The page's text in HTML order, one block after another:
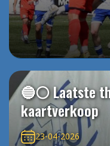
🔵⚪️ Laatste
kaartverkoop
23-04-2026